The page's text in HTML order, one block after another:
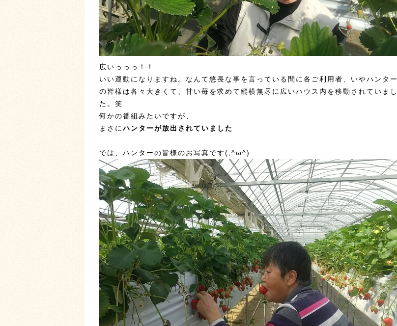
広いっっっ！！
いい運動になりますね。なんて悠長な事を言っている間に各ご利用者、いやハンター
の皆様は各々大きくて、甘い苺を求めて縦横無尽に広いハウス内を移動されていまし
た。笑
何かの番組みたいですが、
まさにハンターが放出されていました
では、ハンターの皆様のお写真です(;^ω^)